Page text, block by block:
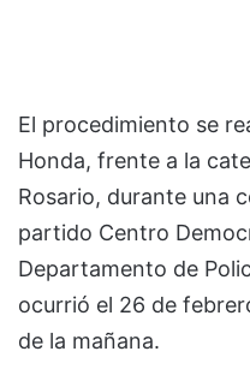
El procedimiento se
Honda, frente a la
Rosario, durante una
partido Centro
Departamento de
ocurrió el 26 de
de la mañana.